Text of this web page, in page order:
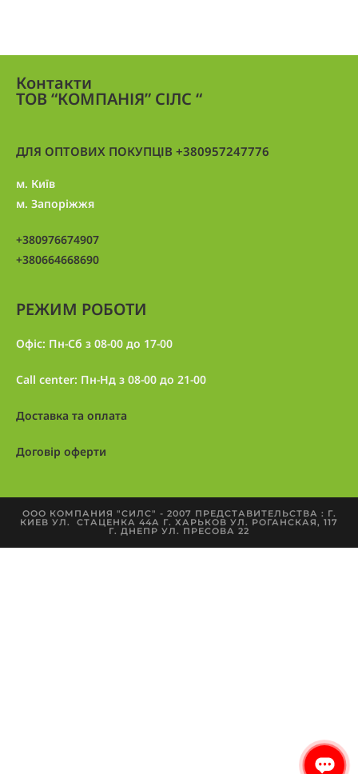
Контакти
ТОВ “КОМПАНІЯ” СІЛС “
ДЛЯ ОПТОВИХ ПОКУПЦІВ +380957247776
м. Київ
м. Запоріжжя
+380976674907
+380664668690
РЕЖИМ РОБОТИ
Офіс: Пн-Сб з 08-00 до 17-00
Call center: Пн-Нд з 08-00 до 21-00
Доставка та оплата
Договір оферти
ООО КОМПАНИЯ "СИЛС" - 2007 ПРЕДСТАВИТЕЛЬСТВА : Г.
КИЕВ УЛ. СТАЦЕНКА 44А Г. ХАРЬКОВ УЛ. РОГАНСКАЯ, 117
Г. ДНЕПР УЛ. ПРЕСОВА 22